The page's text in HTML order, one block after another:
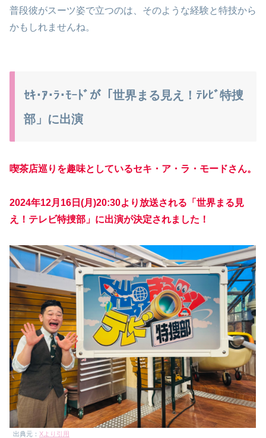
普段彼がスーツ姿で立つのは、そのような経験と特技から
かもしれませんね。
ｾｷ･ｱ･ﾗ･ﾓｰﾄﾞが「世界まる見え！ﾃﾚﾋﾞ特捜
部」に出演
喫茶店巡りを趣味としているセキ・ア・ラ・モードさん。
2024年12月16日(月)20:30より放送される「世界まる見
え！テレビ特捜部」に出演が決定されました！
出典元： Xより引用